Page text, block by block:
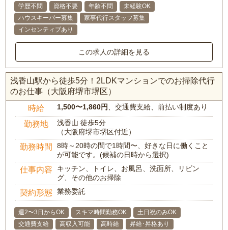
学歴不問
資格不要 年齢不問
未経験OK
ハウスキーパー募集
家事代行スタッフ募集
インセンティブあり
この求人の詳細を見る
浅香山駅から徒歩5分！2LDKマンションでのお掃除代行
のお仕事（大阪府堺市堺区）
時給 1,500〜1,860円、交通費支給、前払い制度あり
勤務地
浅香山 徒歩5分
（大阪府堺市堺区付近）
勤務時間
8時～20時の間で1時間〜、好きな日に働くこと
が可能です。(候補の日時から選択)
仕事内容
キッチン、トイレ、お風呂、洗面所、リビン
グ、その他のお掃除
契約形態 業務委託
週2〜3日からOK スキマ時間勤務OK
土日祝のみOK
交通費支給
高収入可能 高時給
昇給･昇格あり